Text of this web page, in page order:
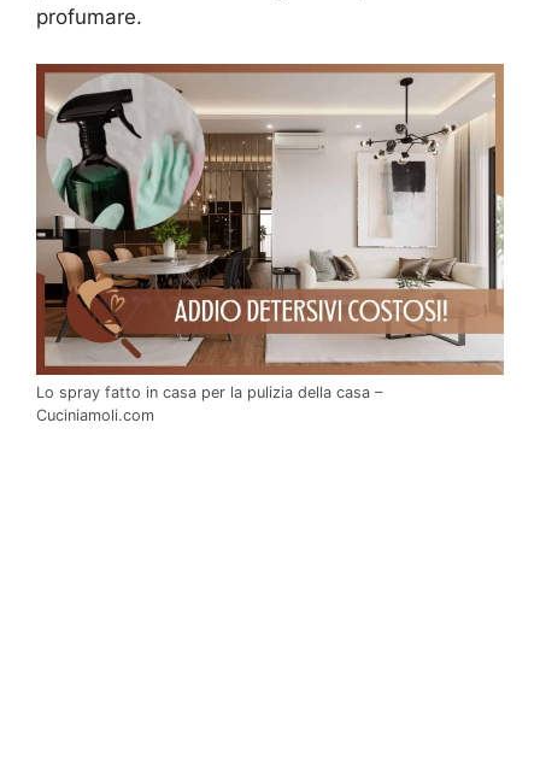
profumare.
Lo spray fatto in casa per la pulizia della casa –
Cuciniamoli.com